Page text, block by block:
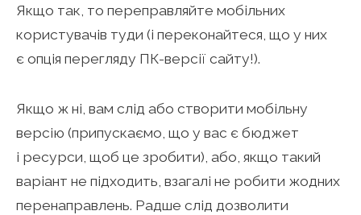
Якщо так, то переправляйте мобільних
користувачів туди (і переконайтеся, що у них
є опція перегляду ПК-версії сайту!).
Якщо ж ні, вам слід або створити мобільну
версію (припускаємо, що у вас є бюджет
і ресурси, щоб це зробити), або, якщо такий
варіант не підходить, взагалі не робити жодних
перенаправлень. Радше слід дозволити